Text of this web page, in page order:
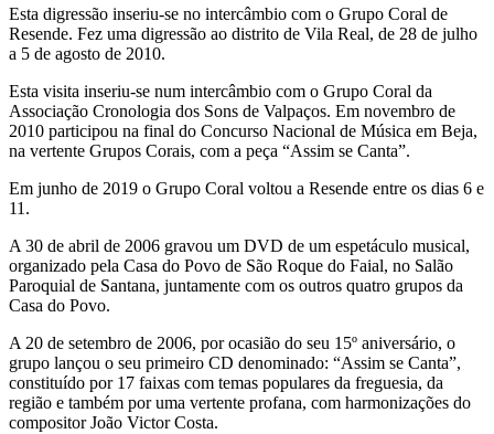
Esta digressão inseriu-se no intercâmbio com o Grupo Coral de
Resende. Fez uma digressão ao distrito de Vila Real, de 28 de julho
a 5 de agosto de 2010.
Esta visita inseriu-se num intercâmbio com o Grupo Coral da
Associação Cronologia dos Sons de Valpaços. Em novembro de
2010 participou na final do Concurso Nacional de Música em Beja,
na vertente Grupos Corais, com a peça “Assim se Canta”.
Em junho de 2019 o Grupo Coral voltou a Resende entre os dias 6 e
11.
A 30 de abril de 2006 gravou um DVD de um espetáculo musical,
organizado pela Casa do Povo de São Roque do Faial, no Salão
Paroquial de Santana, juntamente com os outros quatro grupos da
Casa do Povo.
A 20 de setembro de 2006, por ocasião do seu 15º aniversário, o
grupo lançou o seu primeiro CD denominado: “Assim se Canta”,
constituído por 17 faixas com temas populares da freguesia, da
região e também por uma vertente profana, com harmonizações do
compositor João Victor Costa.